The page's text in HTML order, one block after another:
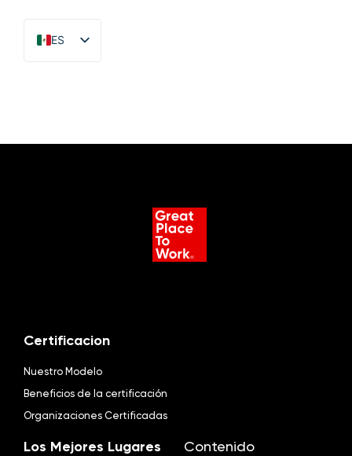
ES
EN
Certificacion
Nuestro Modelo
Beneficios de la certificación
Organizaciones Certificadas
Los Mejores Lugares
Contenido